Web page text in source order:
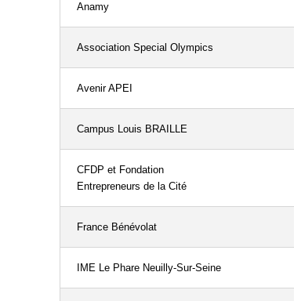
Mutuelle Centrale des Finances
Mutuelle du Ministère de la
Justice
Mutuelle Intégrance
OCIRP
Union Mutualiste d'Initiative Santé (UMIS)
De dirigeants à dirigeants
Doshas Consulting
Efficity
Eliane Conseil
ENGIE
Anamy
Association Special Olympics
Avenir APEI
Campus Louis BRAILLE
CFDP et Fondation
Entrepreneurs de la Cité
France Bénévolat
IME Le Phare Neuilly-Sur-Seine